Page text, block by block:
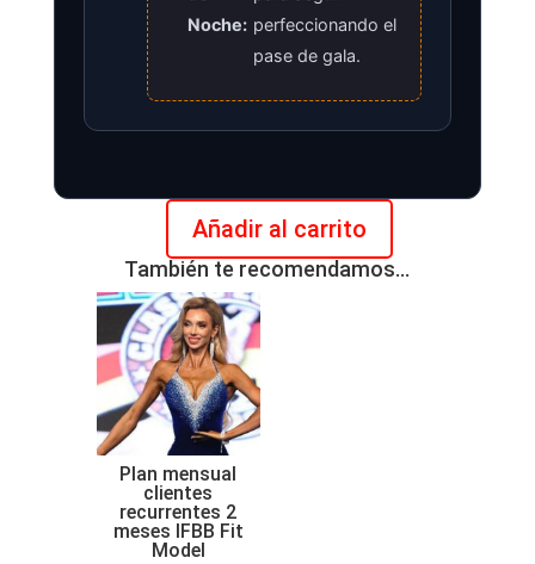
Noche: perfeccionando el
pase de gala.
mensual
clientes
recurrentes
1
mes
IFBB
Fit
Model
cantidad
Añadir al carrito
También te recomendamos…
Plan mensual
clientes
recurrentes 2
meses IFBB Fit
Model